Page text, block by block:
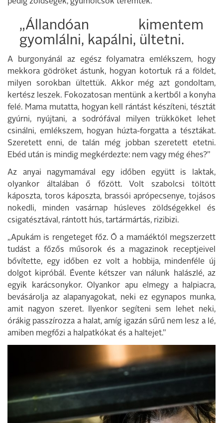
„Állandóan kimentem
gyomlálni, kapálni, ültetni.
A burgonyánál az egész folyamatra emlékszem, hogy
mekkora gödröket ástunk, hogyan kotortuk rá a földet,
milyen sorokban ültettük. Akkor még azt gondoltam,
kertész leszek. Fokozatosan mentünk a kertből a konyha
felé. Mama mutatta, hogyan kell rántást készíteni, tésztát
gyúrni, nyújtani, a sodrófával milyen trükköket lehet
csinálni, emlékszem, hogyan húzta-forgatta a tésztákat.
Szeretett enni, de talán még jobban szeretett etetni.
Ebéd után is mindig megkérdezte: nem vagy még éhes?”
Az anyai nagymamával egy időben együtt is laktak,
olyankor általában ő főzött. Volt szabolcsi töltött
káposzta, toros káposzta, brassói aprópecsenye, tojásos
nokedli, minden vasárnap húsleves zöldségekkel és
csigatésztával, rántott hús, tartármártás, rizibizi.
„Apukám is rengeteget főz. Ő a mamáéktól megszerzett
tudást a főzős műsorok és a magazinok receptjeivel
bővítette, egy időben ez volt a hobbija, mindenféle új
dolgot kipróbál. Évente kétszer van nálunk halászlé, az
egyik karácsonykor. Olyankor apu elmegy a halpiacra,
bevásárolja az alapanyagokat, neki ez egynapos munka,
amit nagyon szeret. Ilyenkor segíteni sem lehet neki,
órákig passzírozza a halat, amíg igazán sűrű nem lesz a lé,
amiben megfőzi a halpatkókat és a haltejet.”